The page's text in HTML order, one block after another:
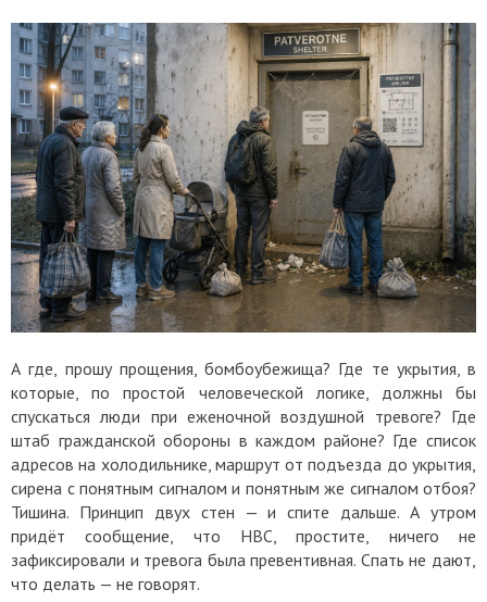
А где, прошу прощения, бомбоубежища? Где те укрытия, в
которые, по простой человеческой логике, должны бы
спускаться люди при еженочной воздушной тревоге? Где
штаб гражданской обороны в каждом районе? Где список
адресов на холодильнике, маршрут от подъезда до укрытия,
сирена с понятным сигналом и понятным же сигналом отбоя?
Тишина. Принцип двух стен — и спите дальше. А утром
придёт сообщение, что НВС, простите, ничего не
зафиксировали и тревога была превентивная. Спать не дают,
что делать — не говорят.